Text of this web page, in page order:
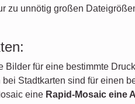
zu unnötig großen
Bilder für eine bestimmte
Stadtkarten sind für einen
eine Rapid-Mosaic eine